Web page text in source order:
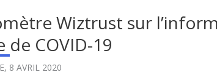
Wiztrust sur
de COVID-19
8 AVRIL 2020